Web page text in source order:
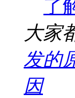
了
大家
发的
因